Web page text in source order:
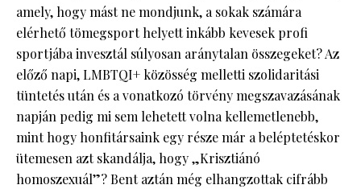
amely, hogy mást ne mondjunk, a sokak számára
elérhető tömegsport helyett inkább kevesek profi
sportjába invesztál súlyosan aránytalan összegeket? Az
előző napi, LMBTQI+ közösség melletti szolidaritási
tüntetés után és a vonatkozó törvény megszavazásának
napján pedig mi sem lehetett volna kellemetlenebb,
mint hogy honfitársaink egy része már a beléptetéskor
ütemesen azt skandálja, hogy „Krisztiánó
homoszexuál”? Bent aztán még elhangzottak cifrább